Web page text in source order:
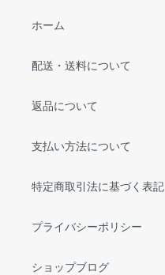
ホーム
配送・送料について
返品について
支払い方法について
特定商取引法に基づく表記
プライバシーポリシー
ショップブログ